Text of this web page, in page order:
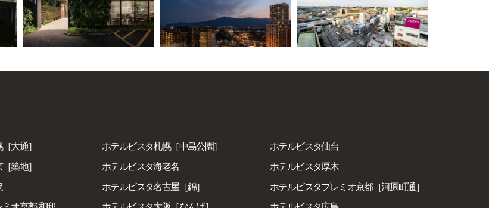
大通］ ホテルビスタ札幌［中島公園］
ホテルビスタ仙台
築地］
ホテルビスタ海老名
ホテルビスタ厚木
ホテルビスタ名古屋［錦］
ホテルビスタプレミオ京都［河原町通］